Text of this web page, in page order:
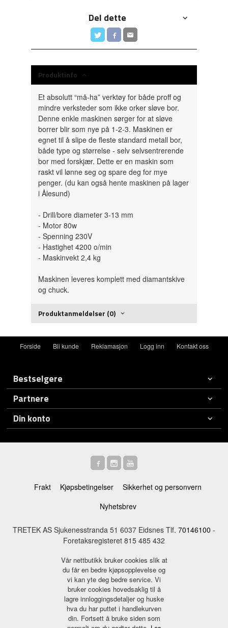
Del dette
Produktinfo
Et absolutt “må-ha” verktøy for både proff og
mindre verksteder som ikke orker sløve bor.
Denne enkle maskinen sørger for at sløve
borrer blir som nye på 1-2-3. Maskinen er
egnet til å slipe de fleste standard metall bor,
både type og størrelse - selv selvsentrerende
bor med forskjær. Dette er en maskin som
raskt vil lønne seg og spare deg for mye
penger. (du kan også hente maskinen på lager
i Ålesund)
- Drill/bore diameter 3-13 mm
- Motor 80w
- Spenning 230V
- Hastighet 4200 o/min
- Maskinvekt 2,4 kg
Maskinen leveres komplett med diamantskive
og chuck.
Produktanmeldelser (0)
Forside Bli kunde Reklamasjon Logg inn Kontakt oss
Bestselgere
Partnere
Din konto
Frakt Kjøpsbetingelser
Sikkerhet og personvern
Nyhetsbrev
TRETEK AS Sjukenesstranda 51 6037 Eidsnes Tlf. 70146100 -
Foretaksregisteret 815 485 432
Vår nettbutikk bruker cookies slik at
du får en bedre kjøpsopplevelse og
vi kan yte deg bedre service. Vi
bruker cookies hovedsaklig til å
lagre innloggingsdetaljer og huske
hva du har puttet i handlekurven
din. Fortsett å bruke siden som